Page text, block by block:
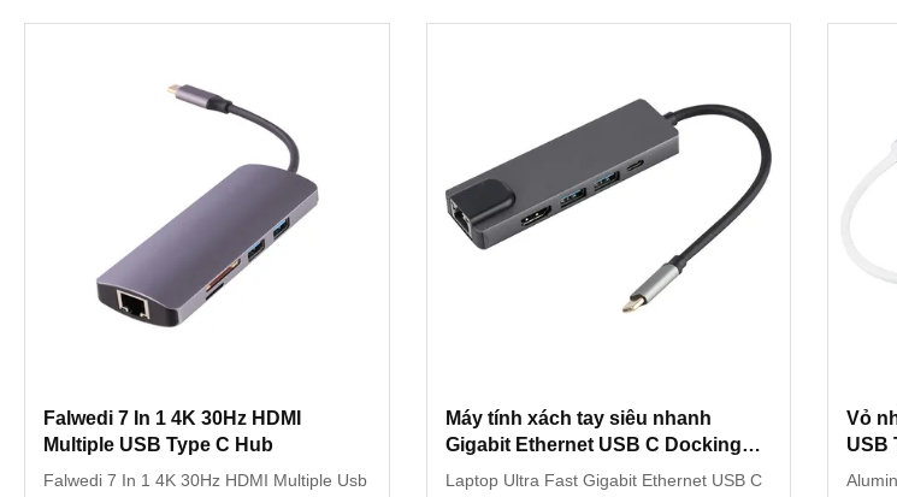
Falwedi 7 In 1 4K 30Hz HDMI
Multiple USB Type C Hub
Falwedi 7 In 1 4K 30Hz HDMI Multiple Usb
Máy tính xách tay siêu nhanh
Gigabit Ethernet USB C Docking
Station
Laptop Ultra Fast Gigabit Ethernet USB C
Vỏ
USB